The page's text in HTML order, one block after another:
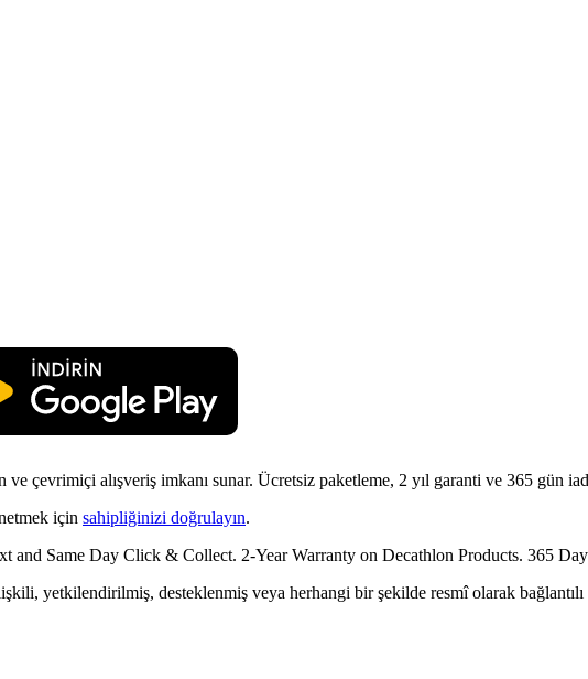
çevrimiçi alışveriş imkanı sunar. Ücretsiz paketleme, 2 yıl garanti ve 365 gün
için sahipliğinizi doğrulayın.
and Same Day Click & Collect. 2-Year Warranty on Decathlon Products. 365
yetkilendirilmiş, desteklenmiş veya herhangi bir şekilde resmî olarak